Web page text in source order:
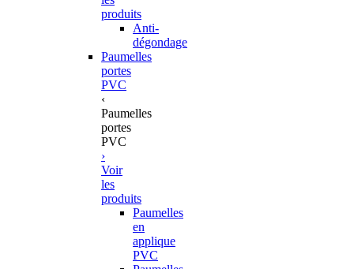
produits
Anti-
dégondage
Paumelles
portes
PVC
‹
Paumelles
portes
PVC
›
Voir
les
produits
Paumelles
en
applique
PVC